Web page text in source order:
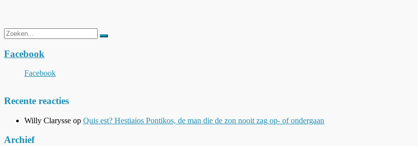
Zoeken
naar:
Facebook
Facebook
Recente reacties
Willy Clarysse op Quis est? Hestiaios Pontikos, de man die de zon nooit zag op- of ondergaan
Archief